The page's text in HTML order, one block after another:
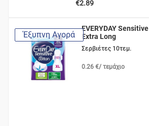
€2.89
Έξυπνη Αγορά
EVERYDAY Sensitive
Extra Long
Σερβιέτες 10τεμ.
0.26 €/ τεμάχιο